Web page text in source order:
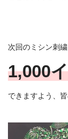
次回のミシン刺
1,000
できますよう、